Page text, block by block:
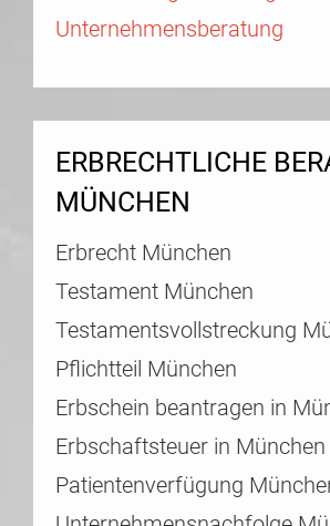
Unternehmensberatung
ERBRECHTLICHE
MÜNCHEN
Erbrecht München
Testament München
Testamentsvollstreckung
Pflichtteil München
Erbschein beantragen in
Erbschaftsteuer in München
Patientenverfügung